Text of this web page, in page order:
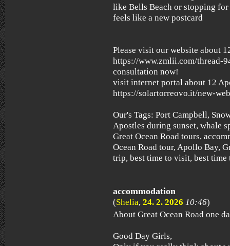
like Bells Beach or stopping
feels like a new postcard
Please visit our website about
https://www.zmlii.com/thread-
consultation now!
visit internet portal about 12
https://solartorreovo.it/new-
Our's Tags: Port Campbell,
Apostles during sunset, whale
Great Ocean Road tours,
Ocean Road tour, Apollo Bay,
trip, best time to visit, best
accommodation
(Shelia, 24. 2. 2026 10:46)
About Great Ocean Road one
Good Day Girls,